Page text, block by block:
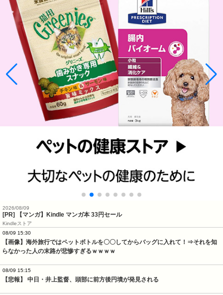
2026/08/09
[PR] 【マンガ】Kindle マンガ本 33円セール
Kindleストア
08/09 15:30
【画像】海外旅行ではペットボトルを〇〇してからバッグに入れて！⇒それを知
らなかった人の末路が悲惨すぎるｗｗｗｗ
08/09 15:15
【悲報】 中日・井上監督、頭部に前方後円墳が発見される